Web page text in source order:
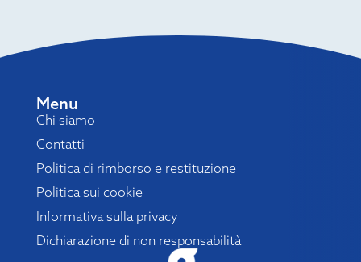
Menu
Chi siamo
Contatti
Politica di rimborso e restituzione
Politica sui cookie
Informativa sulla privacy
Dichiarazione di non responsabilità